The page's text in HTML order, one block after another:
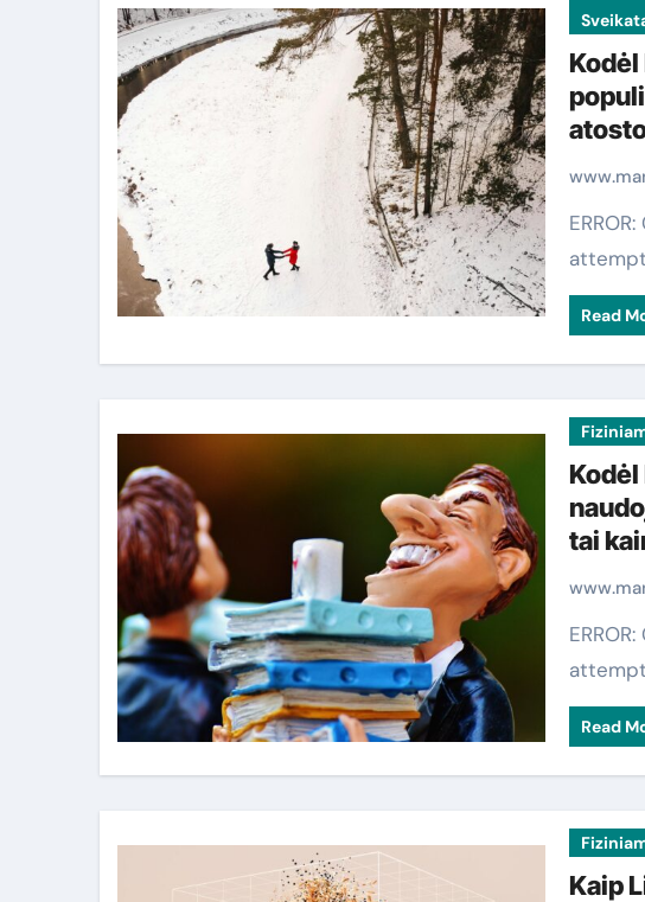
ERROR: Could not find suitable phrase after 3
Read
tai
ERROR: Could not find suitable phrase after 3
Read
Kaip